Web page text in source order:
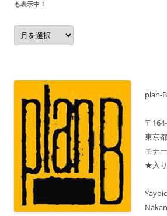
ー
シ
ン
も表示中！
Performance
Archive
｜
録
月
先
の
ュ
も
表
plan-
〒
東京
モナ
★入